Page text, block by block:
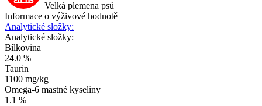
Velká plemena psů
Informace o výživové hodnotě
Analytické složky:
Analytické složky:
Bílkovina
24.0 %
Taurin
1100 mg/kg
Omega-6 mastné kyseliny
1.1 %